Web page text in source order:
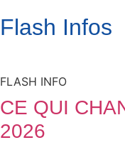
Flash Infos
FLASH INFO
CE QUI
2026